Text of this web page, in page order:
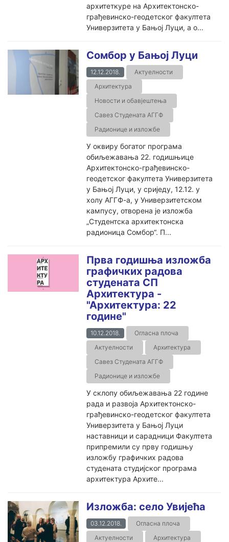
архитеткуре на Архитектонско-
грађевинско-геодетског факултета
Универзитета у Бањој Луци, а о...
Сомбор у Бањој Луци
12.12.2018.
Актуелности
Архитектура
Новости и обавјештења
Савез Студената АГГФ
Радионице и изложбе
У оквиру богатог програма
обиљежавања 22. годишњице
Архитектонско-грађевинско-
геодетског факултета Универзитета
у Бањој Луци, у сриједу, 12.12. у
холу АГГФ-а, у Универзитетском
кампусу, отворена је изложба
„Студентска архитектонска
радионица Сомбор“. П...
Прва годишња изложба
графичких радова
студената СП
Архитектура -
"Архитектура: 22
године"
10.12.2018.
Огласна плоча
Актуелности
Архитектура
Савез Студената АГГФ
Радионице и изложбе
У склопу обиљежавања 22 године
рада и развоја Архитектонско-
грађевинско-геодетског факултета
Универзитета у Бањој Луци
наставници и сарадници Факултета
припремили су прву годишњу
изложбу графичких радова
студената студијског програма
архитектура Архите...
Изложба: село Увијећа
03.12.2018.
Огласна плоча
Актуелности
Архитектура